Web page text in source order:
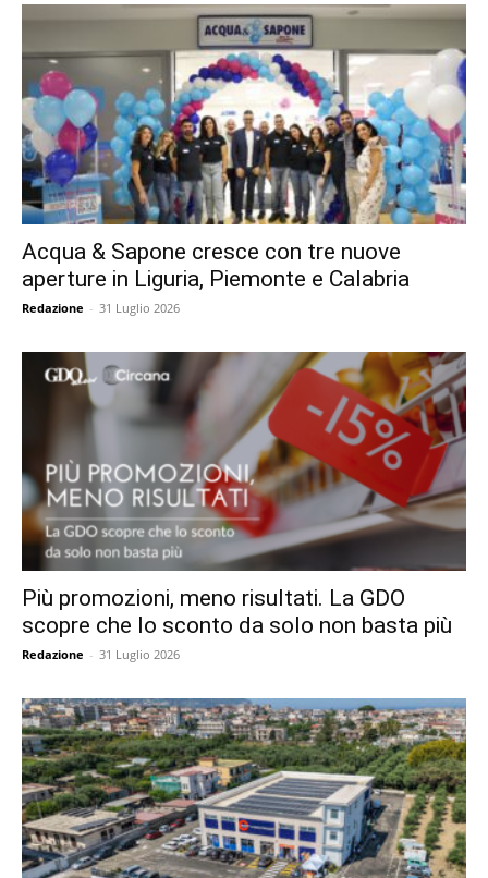
Acqua & Sapone cresce con tre nuove
aperture in Liguria, Piemonte e Calabria
Redazione - 31 Luglio 2026
Più promozioni, meno risultati. La GDO
scopre che lo sconto da solo non basta più
Redazione - 31 Luglio 2026